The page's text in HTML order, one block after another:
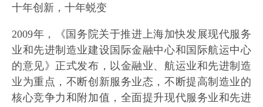
十年创新，十年蜕变
2009年，《国务院关于推进上海加快发展现代服务
业和先进制造业建设国际金融中心和国际航运中心
的意见》正式发布，以金融业、航运业和先进制造
业为重点，不断创新服务业态，不断提高制造业的
核心竞争力和附加值，全面提升现代服务业和先进